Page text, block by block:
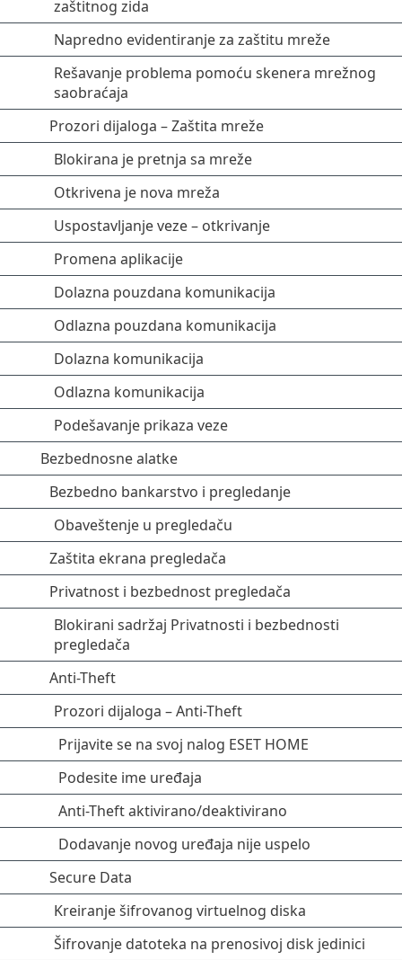
zaštitnog zida
Napredno evidentiranje za zaštitu mreže
Rešavanje problema pomoću skenera mrežnog
saobraćaja
Prozori dijaloga – Zaštita mreže
Blokirana je pretnja sa mreže
Otkrivena je nova mreža
Uspostavljanje veze – otkrivanje
Promena aplikacije
Dolazna pouzdana komunikacija
Odlazna pouzdana komunikacija
Dolazna komunikacija
Odlazna komunikacija
Podešavanje prikaza veze
Bezbednosne alatke
Bezbedno bankarstvo i pregledanje
Obaveštenje u pregledaču
Zaštita ekrana pregledača
Privatnost i bezbednost pregledača
Blokirani sadržaj Privatnosti i bezbednosti
pregledača
Anti-Theft
Prozori dijaloga – Anti-Theft
Prijavite se na svoj nalog ESET HOME
Podesite ime uređaja
Anti-Theft aktivirano/deaktivirano
Dodavanje novog uređaja nije uspelo
Secure Data
Kreiranje šifrovanog virtuelnog diska
Šifrovanje datoteka na prenosivoj disk jedinici